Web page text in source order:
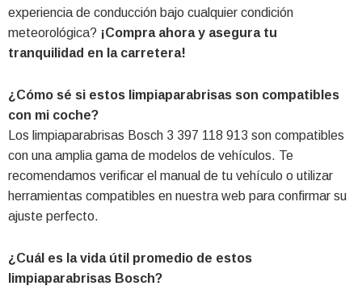
experiencia de conducción bajo cualquier condición
meteorológica? ¡Compra ahora y asegura tu
tranquilidad en la carretera!
¿Cómo sé si estos limpiaparabrisas son compatibles
con mi coche?
Los limpiaparabrisas Bosch 3 397 118 913 son compatibles
con una amplia gama de modelos de vehículos. Te
recomendamos verificar el manual de tu vehículo o utilizar
herramientas compatibles en nuestra web para confirmar su
ajuste perfecto.
¿Cuál es la vida útil promedio de estos
limpiaparabrisas Bosch?